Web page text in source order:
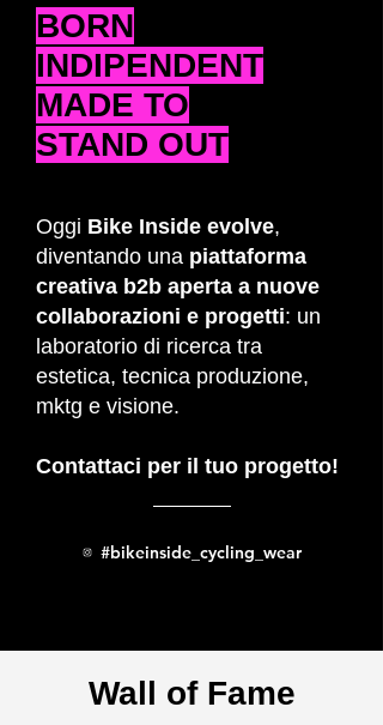
BORN
INDIPENDENT
MADE TO
STAND OUT
Oggi Bike Inside evolve,
diventando una piattaforma
creativa b2b aperta a nuove
collaborazioni e progetti: un
laboratorio di ricerca tra
estetica, tecnica produzione,
mktg e visione.
Contattaci per il tuo progetto!
#bikeinside_cycling_wear
Wall of Fame